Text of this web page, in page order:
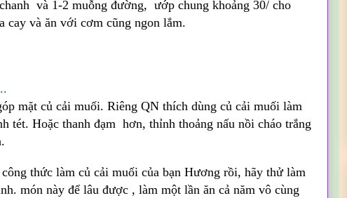
và 1-2 muỗng đường, ướp chung khoảng 30/ cho
cay và ăn với cơm cũng ngon lắm.
mặt củ cải muối. Riêng QN thích dùng củ cải muối làm
tét. Hoặc thanh đạm hơn, thỉnh thoảng nấu nồi cháo trắng
thức làm củ cải muối của bạn Hương rồi, hãy thử làm
món này để lâu được , làm một lần ăn cả năm vô cùng